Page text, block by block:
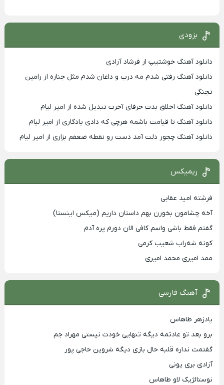
بزودی
دانلود آهنگ خوشتیپ از فرشاد آزادی
دانلود آهنگ رفتی شدم مه درب و داغان شدم مثل جنازه از رامین
تجنگی
دانلود آهنگ اخلاق بدت حرفای آخرت تبدیل شده از امیر لیام
دانلود آهنگ تا قیامت باشمه هرچی که دادی یادگاری از امیر لیام
دانلود آهنگ چجور دلت آمد دست رو نقطه ضعفم بزاری از امیر لیام
ریمیکس
فرشته امید عقابی
آخه چشامون بخورن بهم داستان داریم (میکس اینستا)
گفتم فقط باشی واسم کافی الان دورم پره آدم
کونه شه‌راب شعیب کرمی
ممد امیری محمد امیری
آهنگ فارسی
پادزهر طاهاس
برو بعد تو عادتمه دیگه تنهایی خودت نیستی مهراد جم
گفتمت نداره قلبه حال بازی دیگه شروین حاجی پور
آزادی بری یونی
نوستالژیک لاو طاهاس